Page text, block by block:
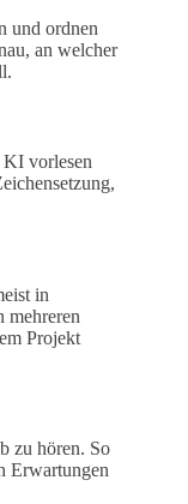
und ordnen
an welcher
KI vorlesen
in
mehreren
Projekt
zu hören. So
Erwartungen